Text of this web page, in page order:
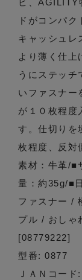
ビ、AGILITY
ドがコンパク
キャッシュレ
より薄く仕上
うにステッチ
いファスナー
が１０枚程度
す。仕切りを
枚程度、反対
素材：牛革/
量：約35g/■
ファスナー /
プル / おしゃ
[08779222]
型番: 0877
ＪＡＮコード: